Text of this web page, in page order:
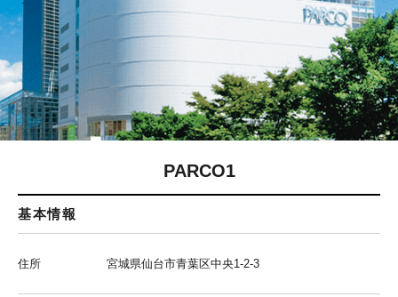
PARCO1
基本情報
住所 宮城県仙台市青葉区中央1-2-3